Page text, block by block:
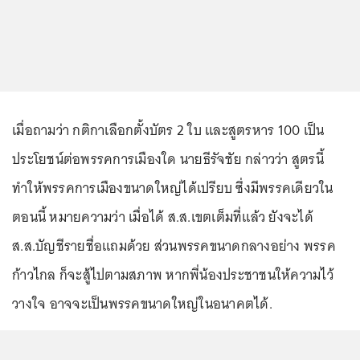
เมื่อถามว่า กติกาเลือกตั้งบัตร 2 ใบ และสูตรหาร 100 เป็น
ประโยชน์ต่อพรรคการเมืองใด นายธีรัจชัย กล่าวว่า สูตรนี้
ทำให้พรรคการเมืองขนาดใหญ่ได้เปรียบ ซึ่งมีพรรคเดียวใน
ตอนนี้ หมายความว่า เมื่อได้ ส.ส.เขตเต็มที่แล้ว ยังจะได้
ส.ส.บัญชีรายชื่อแถมด้วย ส่วนพรรคขนาดกลางอย่าง พรรค
ก้าวไกล ก็จะสู้ไปตามสภาพ หากพี่น้องประชาชนให้ความไว้
วางใจ อาจจะเป็นพรรคขนาดใหญ่ในอนาคตได้.